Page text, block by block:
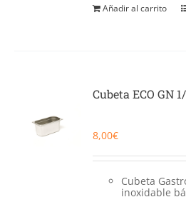
Añadir al carrito
Cubeta ECO GN
8,00€
Cubeta
inoxidable